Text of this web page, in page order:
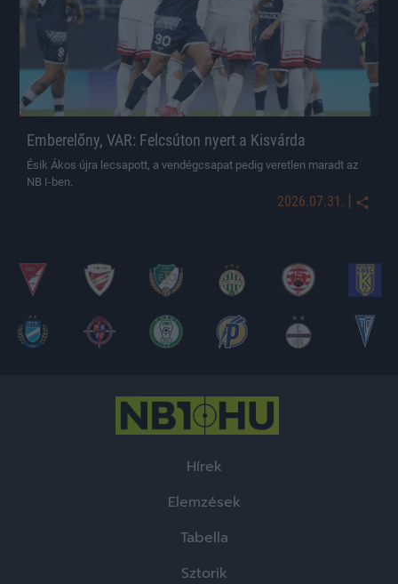
Emberelőny, VAR: Felcsúton nyert a Kisvárda
Ésik Ákos újra lecsapott, a vendégcsapat pedig veretlen maradt az
NB I-ben.
2026.07.31. |
Hírek
Elemzések
Tabella
Sztorik